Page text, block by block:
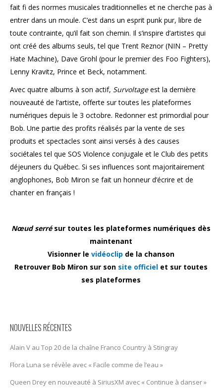
fait fi des normes musicales traditionnelles et ne cherche pas à
entrer dans un moule. C’est dans un esprit punk pur, libre de
toute contrainte, qu’il fait son chemin. Il s’inspire d’artistes qui
ont créé des albums seuls, tel que Trent Reznor (NIN – Pretty
Hate Machine), Dave Grohl (pour le premier des Foo Fighters),
Lenny Kravitz, Prince et Beck, notamment.
Avec quatre albums à son actif, Survoltageest la dernière
nouveauté de l’artiste, offerte sur toutes les plateformes
numériques depuis le 3 octobre. Redonner est primordial pour
Bob. Une partie des profits réalisés par la vente de ses
produits et spectacles sont ainsi versés à des causes
sociétales tel que SOS Violence conjugale et le Club des petits
déjeuners du Québec. Si ses influences sont majoritairement
anglophones, Bob Miron se fait un honneur d’écrire et de
chanter en français !
Nœud serrésur toutes les plateformes numériques dès
maintenant
Visionner le vidéoclip de la chanson
Retrouver Bob Miron sur son site officiel et sur toutes
ses plateformes
NOUVELLES RÉCENTES
Alain V au Top 20 de la chaîne Franco Country à Stingray
Flora Luna se révèle avec « Facile comme de l’eau »
Queen Drey en nouveauté à SiriusXM avec « Continue à danser »